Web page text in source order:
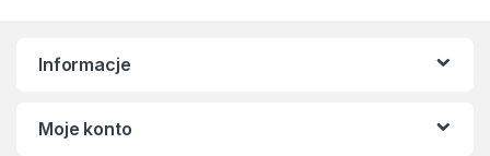
Informacje
Moje konto